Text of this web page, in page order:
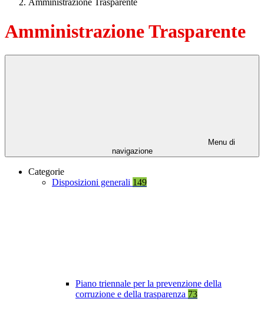
Amministrazione Trasparente
Amministrazione Trasparente
Menu di
navigazione
Categorie
Disposizioni generali 149
Piano triennale per la prevenzione della
corruzione e della trasparenza 73